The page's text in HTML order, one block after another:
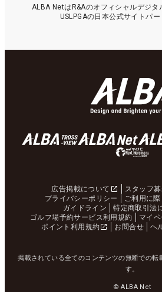
ALBA NetはR&Aのオフィシャルデジタ
USLPGAの日本公式サイトパー
広告掲載について スタッフ
プライバシーポリシー
ご利用に際
ガイドライン
特定商取引法
ゴルフ場予約サービス利用規約
マイ
ポイント利用規約
お問合せ ヘ
掲載されている全てのコンテンツの無断での転
す。
© ALBA Net